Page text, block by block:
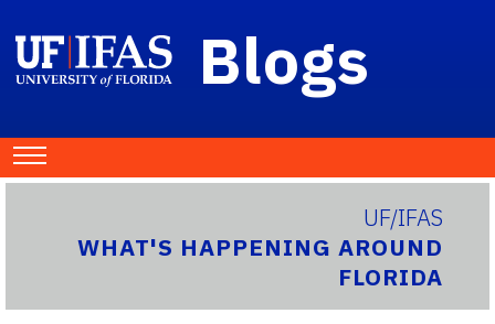
Blogs
UF/IFAS
WHAT'S HAPPENING AROUND
FLORIDA